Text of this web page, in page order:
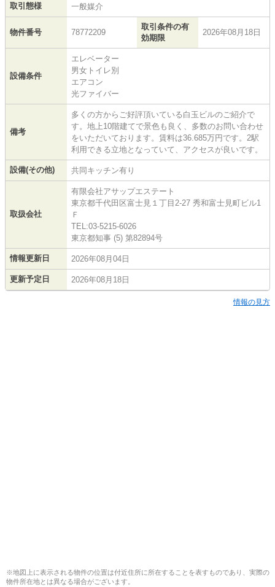
取引態様 一般媒介
物件番号 78772209
取引条件の有
効期限
2026年08月18日
設備条件
エレベーター
男女トイレ別
エアコン
光ファイバー
備考
多くの方からご好評頂いている白玉ビルのご紹介で
す。地上10階建てで景色も良く、多数のお問い合わせ
をいただいております。賃料は36.685万円です。2駅
利用できる立地となっていて、アクセスが良いです。
設備(その他) 共同キッチン有り
取扱会社
有限会社アサップエステート
東京都千代田区富士見１丁目2-27 秀和富士見町ビル1
Ｆ
TEL:03-5215-6026
東京都知事 (5) 第82894号
情報更新日 2026年08月04日
更新予定日 2026年08月18日
情報の見方
※地図上に表示される物件の位置は付近住所に所在することを表すものであり、実際の
物件所在地とは異なる場合がございます。